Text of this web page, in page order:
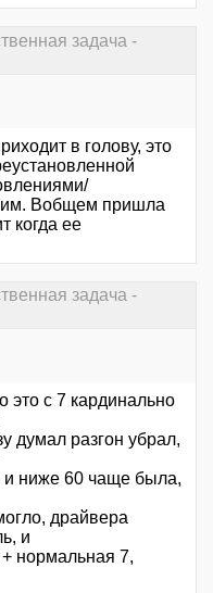
задача -
в голову, это
Вобщем пришла
когда ее
задача -
это с 7 кардинально
думал разгон убрал,
и ниже 60 чаще была,
драйвера
и
нормальная 7,